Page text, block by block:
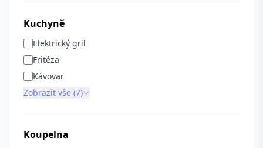
Kuchyně
Elektrický gril
Fritéza
Kávovar
Zobrazit vše (7)
Koupelna